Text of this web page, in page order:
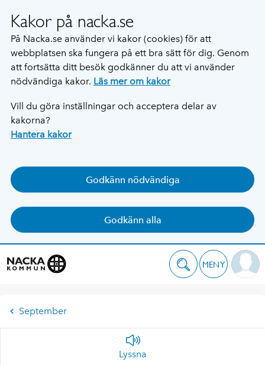
Kakor på nacka.se
På Nacka.se använder vi kakor (cookies) för att
webbplatsen ska fungera på ett bra sätt för dig. Genom
att fortsätta ditt besök godkänner du att vi använder
nödvändiga kakor. Läs mer om kakor
Vill du göra inställningar och acceptera delar av
kakorna?
Hantera kakor
Godkänn nödvändiga
Godkänn alla
MENY
September
Lyssna